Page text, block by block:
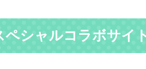
ペシャルコラボサイ